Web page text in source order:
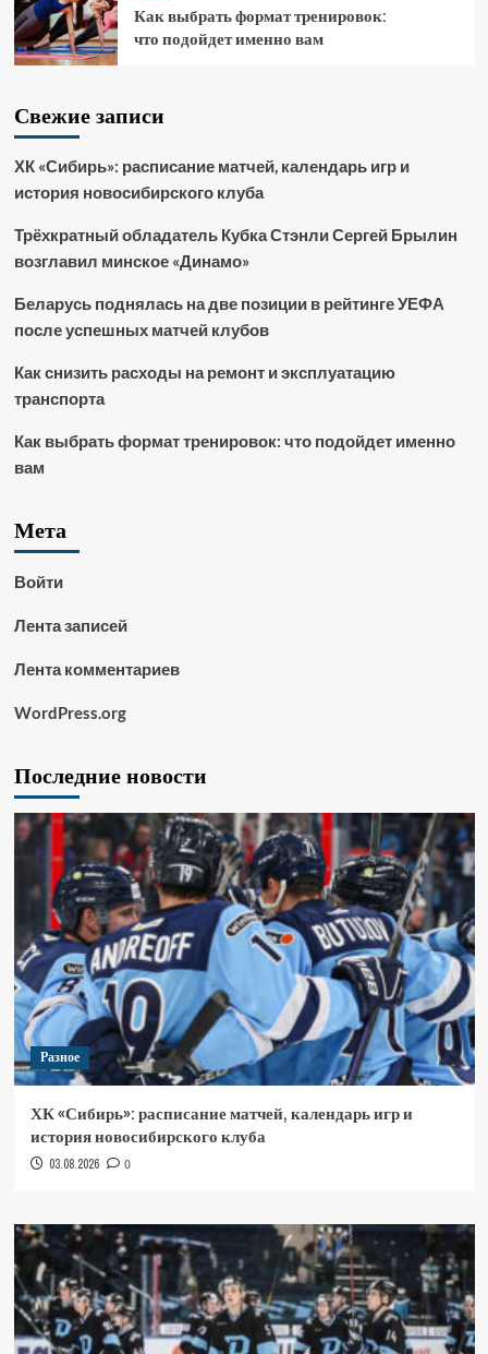
Как выбрать формат тренировок:
что подойдет именно вам
Свежие записи
ХК «Сибирь»: расписание матчей, календарь игр и
история новосибирского клуба
Трёхкратный обладатель Кубка Стэнли Сергей Брылин
возглавил минское «Динамо»
Беларусь поднялась на две позиции в рейтинге УЕФА
после успешных матчей клубов
Как снизить расходы на ремонт и эксплуатацию
транспорта
Как выбрать формат тренировок: что подойдет именно
вам
Мета
Войти
Лента записей
Лента комментариев
WordPress.org
Последние новости
Разное
ХК «Сибирь»: расписание матчей, календарь игр и
история новосибирского клуба
03.08.2026 0